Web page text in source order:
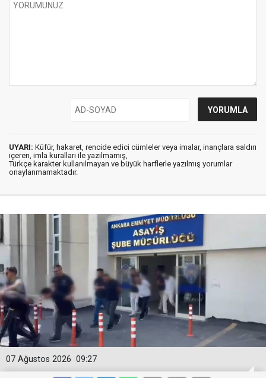
UYARI: Küfür, hakaret, rencide edici cümleler veya imalar, inançlara saldırı
içeren, imla kuralları ile yazılmamış,
Türkçe karakter kullanılmayan ve büyük harflerle yazılmış yorumlar
onaylanmamaktadır.
09:27
07 Ağustos 2026